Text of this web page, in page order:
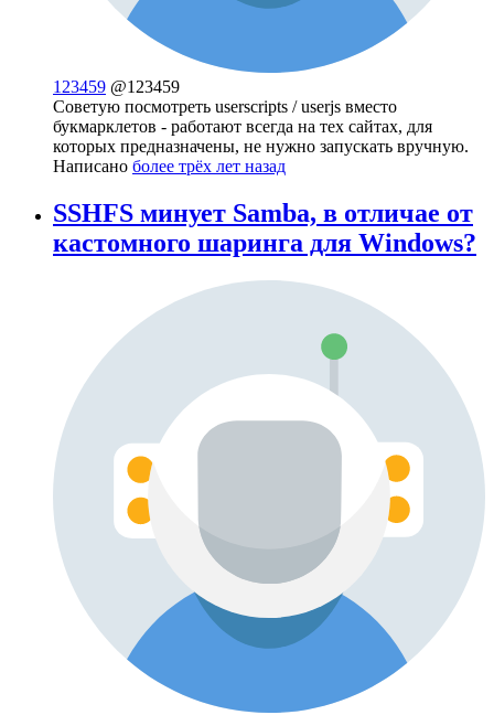
123459 @123459
Советую посмотреть userscripts / userjs вместо
букмарклетов - работают всегда на тех сайтах, для
которых предназначены, не нужно запускать вручную.
Написано более трёх лет назад
SSHFS минует Samba, в отличае от
кастомного шаринга для Windows?